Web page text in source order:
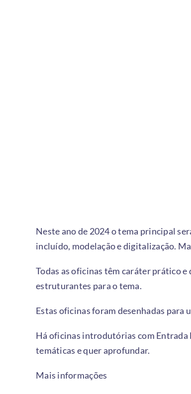
Neste ano de 2024 o tema principal
incluído, modelação e digitalização.
Todas as oficinas têm caráter prático
estruturantes para o tema.
Estas oficinas foram desenhadas para
Há oficinas introdutórias com Entrada
temáticas e quer aprofundar.
Mais informações